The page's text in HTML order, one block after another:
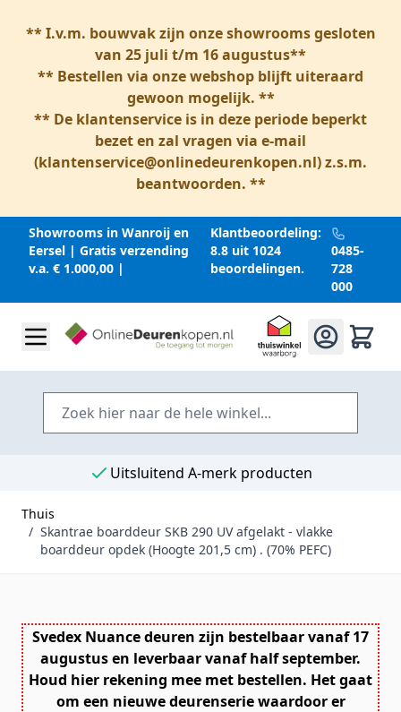
** I.v.m. bouwvak zijn onze showrooms gesloten
van 25 juli t/m 16 augustus**
** Bestellen via onze webshop blijft uiteraard
gewoon mogelijk. **
** De klantenservice is in deze periode beperkt
bezet en zal vragen via e-mail
(klantenservice@onlinedeurenkopen.nl) z.s.m.
beantwoorden. **
Showrooms in Wanroij en
Eersel | Gratis verzending
v.a. € 1.000,00 |
Klantbeoordeling:
8.8 uit 1024
beoordelingen.
0485-
728
000
Uitsluitend A-merk producten
Thuis
/ Skantrae boarddeur SKB 290 UV afgelakt - vlakke
boarddeur opdek (Hoogte 201,5 cm) . (70% PEFC)
Svedex Nuance deuren zijn bestelbaar vanaf 17
augustus en leverbaar vanaf half september.
Houd hier rekening mee met bestellen. Het gaat
om een nieuwe deurenserie waardoor er